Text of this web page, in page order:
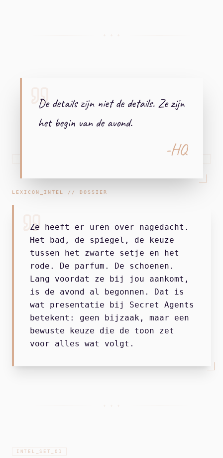
+ + +
LEXICON_INTEL // DOSSIER
Ze heeft er uren over nagedacht.
Het bad, de spiegel, de keuze
tussen het zwarte setje en het
rode. De parfum. De schoenen.
Lang voordat ze bij jou aankomt,
is de avond al begonnen. Dat is
wat presentatie bij Secret Agents
betekent: geen bijzaak, maar een
bewuste keuze die de toon zet
voor alles wat volgt.
+ + +
INTEL_SET_ 01
De details zijn niet de details. Ze zijn
het begin van de avond.
-HQ